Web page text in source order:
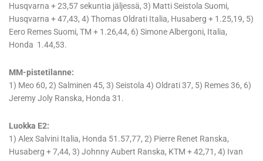
Husqvarna + 23,57 sekuntia jäljessä, 3) Matti Seistola Suomi,
Husqvarna + 47,43, 4) Thomas Oldrati Italia, Husaberg + 1.25,19, 5)
Eero Remes Suomi, TM + 1.26,44, 6) Simone Albergoni, Italia,
Honda 1.44,53.
MM-pistetilanne:
1) Meo 60, 2) Salminen 45, 3) Seistola 4) Oldrati 37, 5) Remes 36, 6)
Jeremy Joly Ranska, Honda 31.
Luokka E2:
1) Alex Salvini Italia, Honda 51.57,77, 2) Pierre Renet Ranska,
Husaberg + 7,44, 3) Johnny Aubert Ranska, KTM + 42,71, 4) Ivan